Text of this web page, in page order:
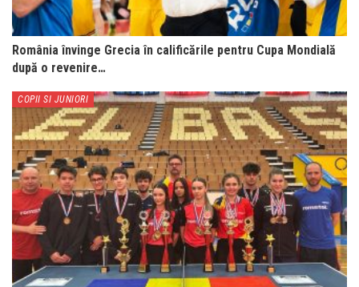
România învinge Grecia în calificările pentru Cupa Mondială
după o revenire…
COPII SI JUNIORI